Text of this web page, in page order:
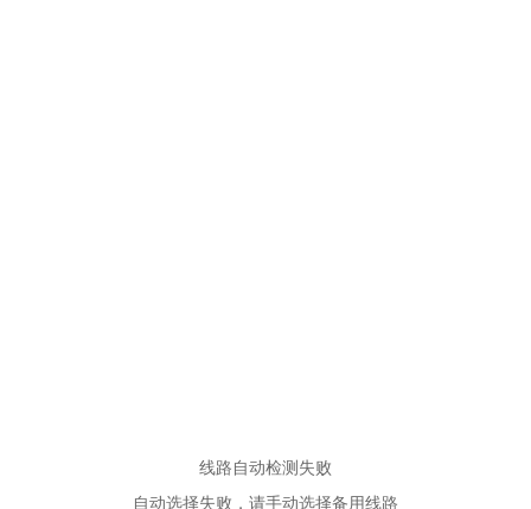
线路自动检测失败
自动选择失败，请手动选择备用线路